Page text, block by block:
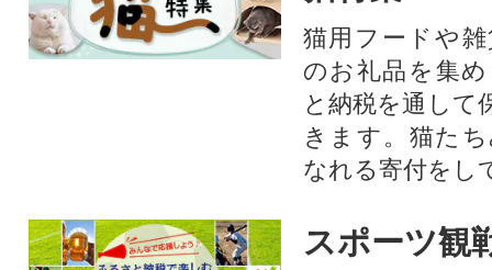
猫用フードや
のお礼品を集
と納税を通して
きます。猫た
なれる寄付をし
スポーツ観